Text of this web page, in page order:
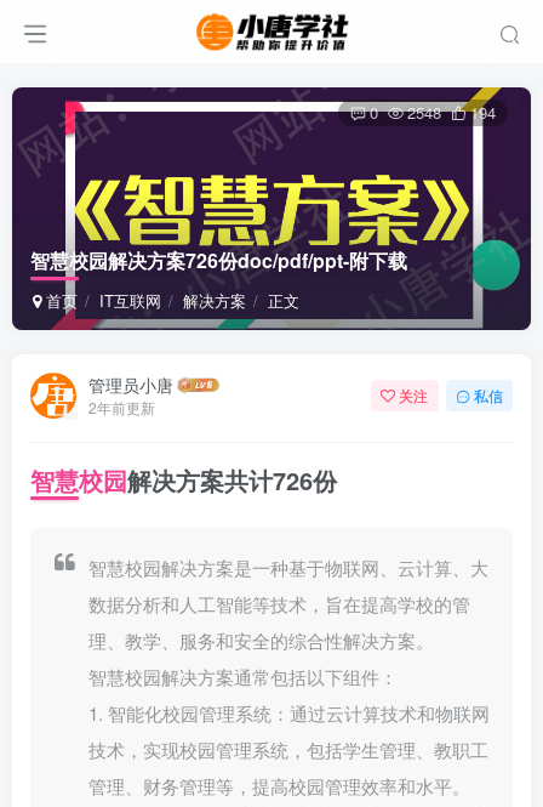
智慧校园解决方案726份doc/pdf/ppt-附下载
首页 IT互联网 解决方案 正文
0 2548 194
管理员小唐
2年前更新
关注 私信
智慧校园解决方案共计726份
智慧校园解决方案是一种基于物联网、云计算、大
数据分析和人工智能等技术，旨在提高学校的管
理、教学、服务和安全的综合性解决方案。
智慧校园解决方案通常包括以下组件：
1. 智能化校园管理系统：通过云计算技术和物联网
技术，实现校园管理系统，包括学生管理、教职工
管理、财务管理等，提高校园管理效率和水平。